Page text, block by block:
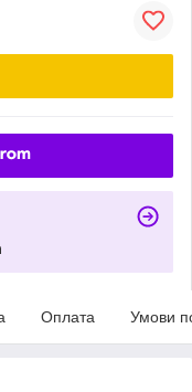
Оплата Умови